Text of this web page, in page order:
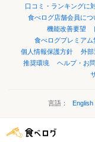
口コミ・ランキングに
食べログ店舗会員につ
機能改善要望
食べログプレミアム
個人情報保護方針
外部
推奨環境
ヘルプ・お
言語： English